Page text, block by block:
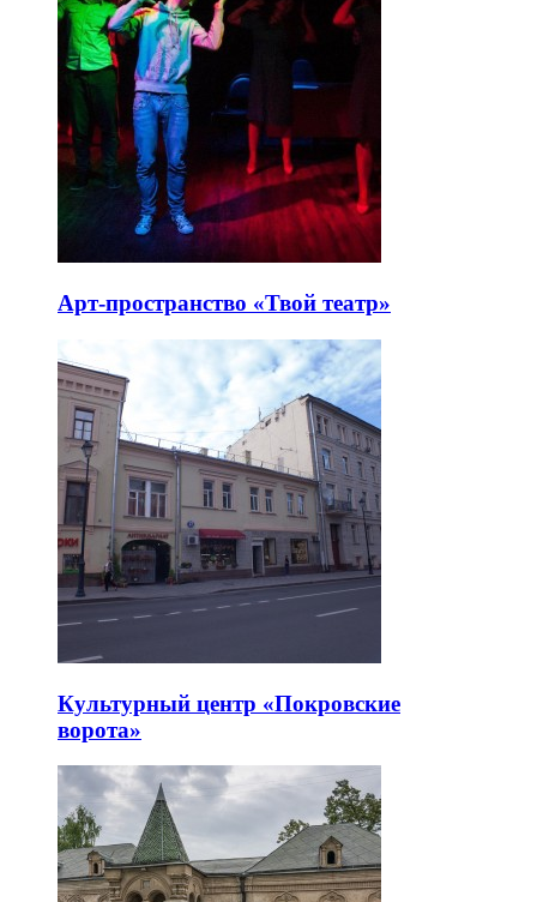
Арт-пространство «Твой театр»
Культурный центр «Покровские
ворота»